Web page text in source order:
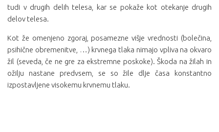
tudi v drugih delih telesa, kar se pokaže kot otekanje drugih
delov telesa.
Kot že omenjeno zgoraj, posamezne višje vrednosti (bolečina,
psihične obremenitve, …) krvnega tlaka nimajo vpliva na okvaro
žil (seveda, če ne gre za ekstremne poskoke). Škoda na žilah in
ožilju nastane predvsem, se so žile dlje časa konstantno
izpostavljene visokemu krvnemu tlaku.